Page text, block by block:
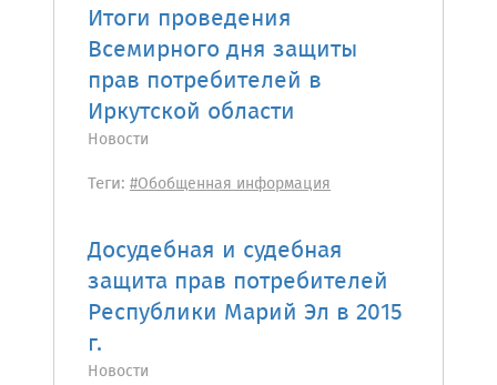
Итоги проведения
Всемирного дня защиты
прав потребителей в
Иркутской области
Новости
Теги: #Обобщенная информация
Досудебная и судебная
защита прав потребителей
Республики Марий Эл в 2015
г.
Новости